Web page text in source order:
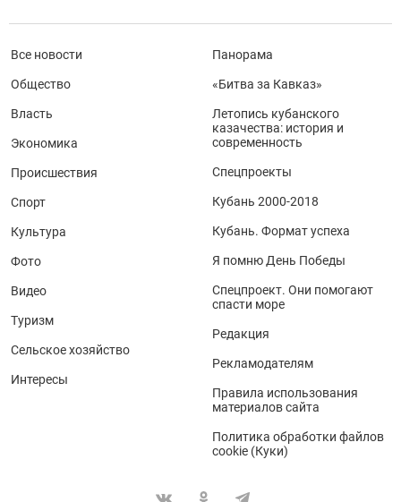
Все новости
Общество
Власть
Экономика
Происшествия
Спорт
Культура
Фото
Видео
Туризм
Сельское хозяйство
Интересы
Панорама
«Битва за Кавказ»
Летопись кубанского
казачества: история и
современность
Спецпроекты
Кубань 2000-2018
Кубань. Формат успеха
Я помню День Победы
Спецпроект. Они помогают
спасти море
Редакция
Рекламодателям
Правила использования
материалов сайта
Политика обработки файлов
cookie (Куки)